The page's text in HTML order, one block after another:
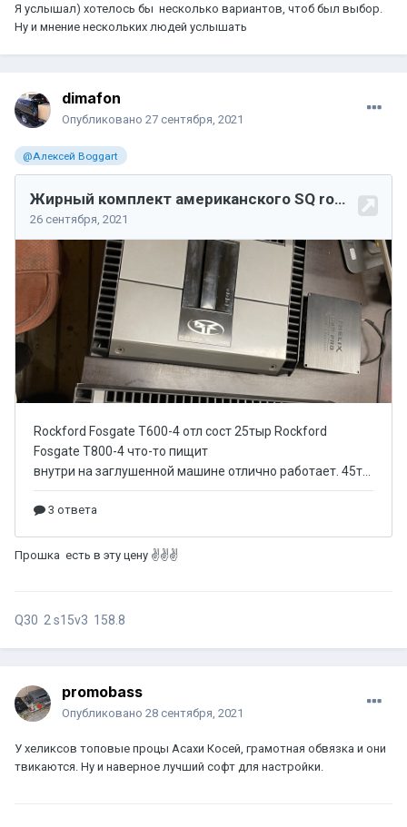
Я услышал) хотелось бы несколько вариантов, чтоб был выбор.
Ну и мнение нескольких людей услышать
dimafon
Опубликовано 27 сентября, 2021
@Алексей Boggart
Прошка есть в эту цену ✌✌✌
Q30 2 s15v3 158.8
promobass
Опубликовано 28 сентября, 2021
У хеликсов топовые процы Асахи Косей, грамотная обвязка и они
твикаются. Ну и наверное лучший софт для настройки.